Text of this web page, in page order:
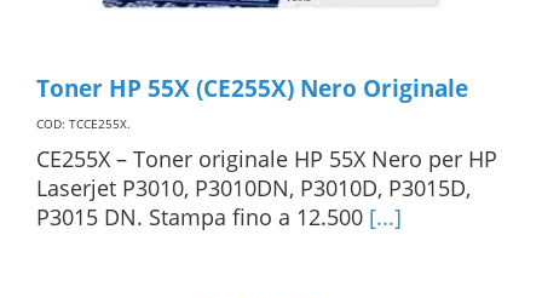
Toner HP 55X (CE255X) Nero Originale
COD: TCCE255X.
CE255X – Toner originale HP 55X Nero per HP
Laserjet P3010, P3010DN, P3010D, P3015D,
P3015 DN. Stampa fino a 12.500 [...]